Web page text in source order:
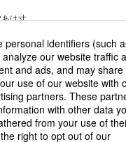
け寸
●ESU-
セン
寸法）
光端末
込形）●
タイ